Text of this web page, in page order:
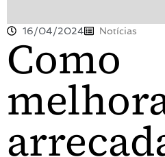
16/04/2024 Notícias
Como